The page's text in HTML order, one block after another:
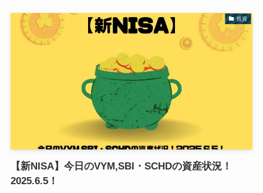
投資
【新NISA】今日のVYM,SBI・SCHDの資産状況！
2025.6.5！